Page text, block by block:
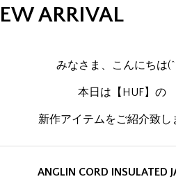
ARRIVAL
みなさま、こんにちは
本日は【HUF】の
新作アイテムをご紹介致し
ANGLIN CORD INSULATED